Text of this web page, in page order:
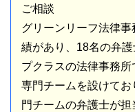
ご相談
グリーンリーフ法律
績があり、18名の弁
プクラスの法律事務
専門チームを設けて
門チームの弁護士が